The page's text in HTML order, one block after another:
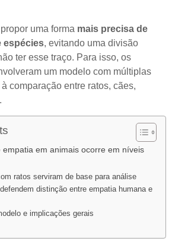
uma forma mais precisa de
espécies, evitando uma divisão
ter esse traço. Para isso, os
um modelo com múltiplas
comparação entre ratos, cães,
empatia em animais ocorre em níveis
ratos serviram de base para análise
distinção entre empatia humana e
e implicações gerais